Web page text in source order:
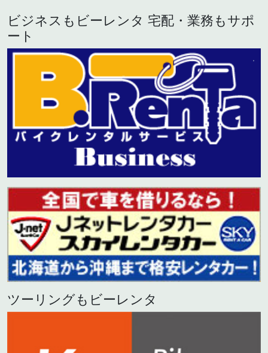
ビジネスもビーレンタ 宅配・業務もサポ
ート
ツーリングもビーレンタ